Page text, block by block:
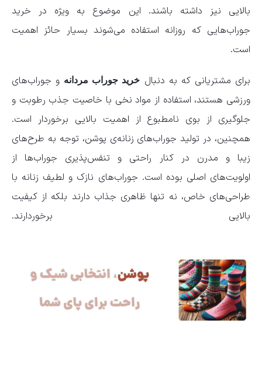
بالایی نیز داشته باشند. این موضوع به ویژه در خرید
جوراب‌هایی که روزانه استفاده می‌شوند بسیار حائز اهمیت
است.
برای مشتریانی که به دنبال خرید جوراب مردانه و جوراب‌های
ورزشی هستند، استفاده از مواد نخی با خاصیت جذب رطوبت و
جلوگیری از بوی نامطبوع از اهمیت بالایی برخوردار است.
همچنین، در تولید جوراب‌های زنانه‌ی پوشن، توجه به طرح‌های
زیبا و مدرن در کنار راحتی و تنفس‌پذیری جوراب‌ها از
اولویت‌های اصلی بوده است. جوراب‌های نازک و لطیف زنانه با
طراحی‌های خاص، نه تنها ظاهری جذاب دارند بلکه از کیفیت
بالایی برخوردارند.